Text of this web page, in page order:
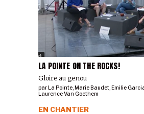
LA POINTE ON THE ROCKS!
Gloire au genou
parLa Pointe,Marie Baudet,Emilie
Laurence Van Goethem
EN CHANTIER